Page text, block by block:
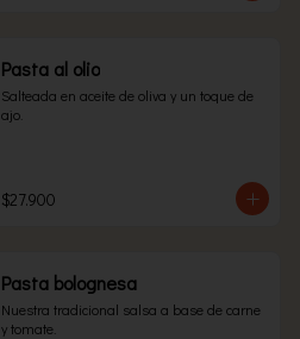
Pasta al olio
Salteada en aceite de oliva y un toque de
ajo.
$27.900
Pasta bolognesa
Nuestra tradicional salsa a base de carne
y tomate.